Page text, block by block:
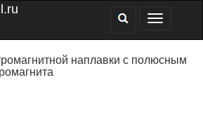
наплавки с полюсным